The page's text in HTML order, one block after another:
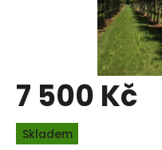
7 500 Kč
Měrná
cena:
Skladem